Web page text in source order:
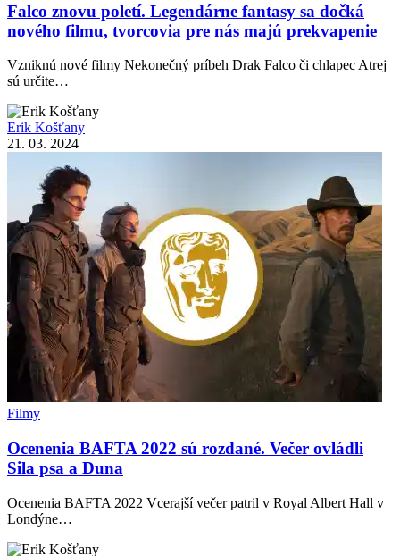
Falco znovu poletí. Legendárne fantasy sa dočká
nového filmu, tvorcovia pre nás majú prekvapenie
Vzniknú nové filmy Nekonečný príbeh Drak Falco či chlapec Atrej
sú určite…
Erik Košťany
21. 03. 2024
Filmy
Ocenenia BAFTA 2022 sú rozdané. Večer ovládli
Sila psa a Duna
Ocenenia BAFTA 2022 Vcerajší večer patril v Royal Albert Hall v
Londýne…